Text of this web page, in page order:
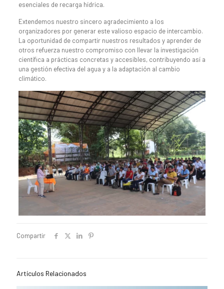
esenciales de recarga hídrica.
Extendemos nuestro sincero agradecimiento a los
organizadores por generar este valioso espacio de intercambio.
La oportunidad de compartir nuestros resultados y aprender de
otros refuerza nuestro compromiso con llevar la investigación
científica a prácticas concretas y accesibles, contribuyendo así a
una gestión efectiva del agua y a la adaptación al cambio
climático.
Compartir
Artículos Relacionados